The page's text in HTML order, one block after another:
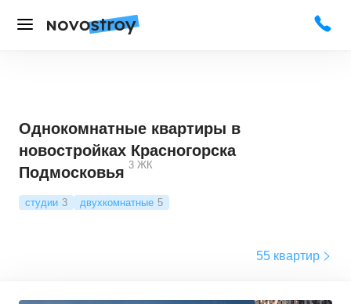
Однокомнатные квартиры в
новостройках Красногорска
Подмосковья 3 ЖК
студии 3 двухкомнатные 5
55 квартир